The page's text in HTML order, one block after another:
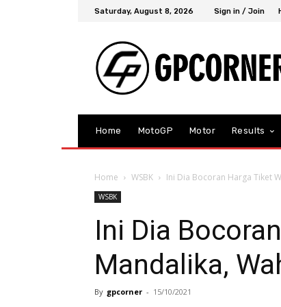
Saturday, August 8, 2026 Sign in / Join
Home MotoGP Motor Results
Home WSBK Ini Dia Bocoran Harga Tiket
WSBK
Ini Dia
Mandalika,
By gpcorner - 15/10/2021